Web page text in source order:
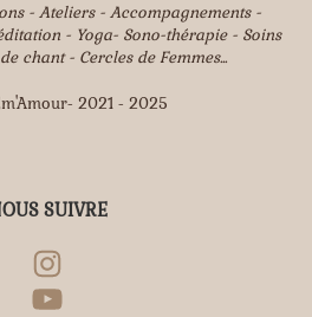
- Ateliers - Accompagnements -
- Yoga- Sono-thérapie - Soins
chant - Cercles de Femmes...
2021 - 2025
SUIVRE